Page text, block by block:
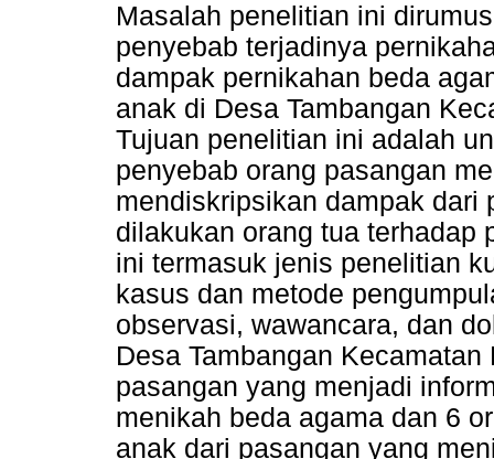
Masalah penelitian ini
penyebab terjadinya
dampak pernikahan beda
anak di Desa Tambangan
Tujuan penelitian ini adalah
penyebab orang pasangan
mendiskripsikan dampak dari
dilakukan orang tua terhadap
ini termasuk jenis penelitian
kasus dan metode
observasi, wawancara, dan
Desa Tambangan
pasangan yang menjadi
menikah beda agama dan 6
anak dari pasangan yang